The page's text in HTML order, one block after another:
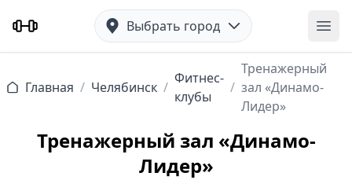
Выбрать город
Главная / Челябинск /
Фитнес-
клубы
/
Тренажерный
зал «Динамо-
Лидер»
Тренажерный зал «Динамо-
Лидер»